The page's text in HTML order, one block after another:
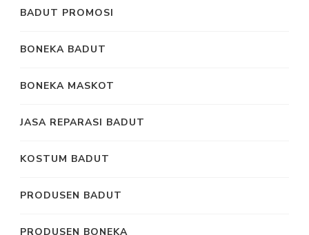
BADUT PROMOSI
BONEKA BADUT
BONEKA MASKOT
JASA REPARASI BADUT
KOSTUM BADUT
PRODUSEN BADUT
PRODUSEN BONEKA